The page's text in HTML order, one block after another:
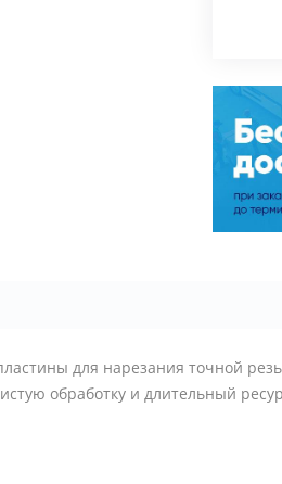
для нарезания точной
обработку и длительный